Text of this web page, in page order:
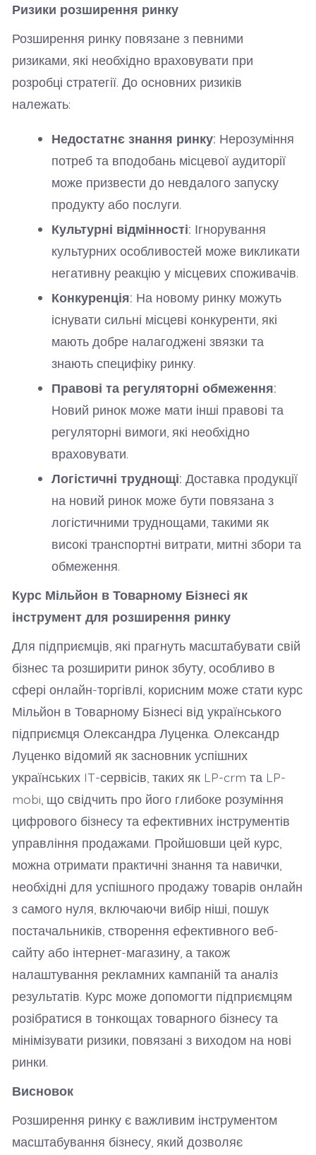
Ризики розширення ринку
Розширення ринку повязане з певними
ризиками, які необхідно враховувати при
розробці стратегії. До основних ризиків
належать:
Недостатнє знання ринку: Нерозуміння
потреб та вподобань місцевої аудиторії
може призвести до невдалого запуску
продукту або послуги.
Культурні відмінності: Ігнорування
культурних особливостей може викликати
негативну реакцію у місцевих споживачів.
Конкуренція: На новому ринку можуть
існувати сильні місцеві конкуренти, які
мають добре налагоджені звязки та
знають специфіку ринку.
Правові та регуляторні обмеження:
Новий ринок може мати інші правові та
регуляторні вимоги, які необхідно
враховувати.
Логістичні труднощі: Доставка продукції
на новий ринок може бути повязана з
логістичними труднощами, такими як
високі транспортні витрати, митні збори та
обмеження.
Курс Мільйон в Товарному Бізнесі як
інструмент для розширення ринку
Для підприємців, які прагнуть масштабувати свій
бізнес та розширити ринок збуту, особливо в
сфері онлайн-торгівлі, корисним може стати курс
Мільйон в Товарному Бізнесі від українського
підприємця Олександра Луценка. Олександр
Луценко відомий як засновник успішних
українських IT-сервісів, таких як LP-crm та LP-
mobi, що свідчить про його глибоке розуміння
цифрового бізнесу та ефективних інструментів
управління продажами. Пройшовши цей курс,
можна отримати практичні знання та навички,
необхідні для успішного продажу товарів онлайн
з самого нуля, включаючи вибір ніші, пошук
постачальників, створення ефективного веб-
сайту або інтернет-магазину, а також
налаштування рекламних кампаній та аналіз
результатів. Курс може допомогти підприємцям
розібратися в тонкощах товарного бізнесу та
мінімізувати ризики, повязані з виходом на нові
ринки.
Висновок
Розширення ринку є важливим інструментом
масштабування бізнесу, який дозволяє